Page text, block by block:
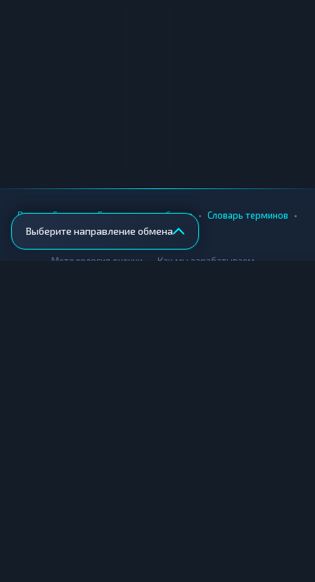
Выберите направление обмена
Вики • Города • Безопасность обмена • Словарь терминов •
AML-проверка
Методология оценки Как мы зарабатываем